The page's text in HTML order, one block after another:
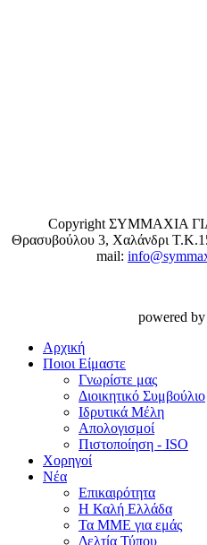
Copyright ΣΥΜΜΑΧΙΑ
Θρασυβούλου 3, Χαλάνδρι
mail:
powered by
Αρχική
Ποιοι Είμαστε
Γνωρίστε μας
Διοικητικό Συμβούλιο
Ιδρυτικά Μέλη
Απολογισμοί
Πιστοποίηση - ISO
Χορηγοί
Νέα
Επικαιρότητα
H Καλή Ελλάδα
Τα ΜΜΕ για εμάς
Δελτία Τύπου